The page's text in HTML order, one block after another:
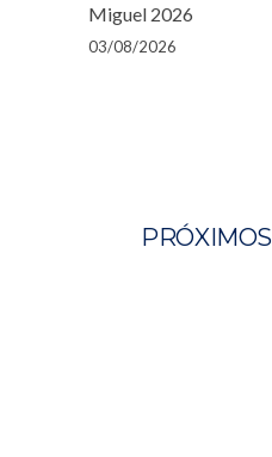
Miguel 2026
03/08/2026